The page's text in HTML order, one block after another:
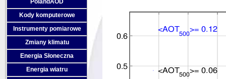
PolandAOD
Kody komputerowe
Instrumenty pomiarowe
Zmiany klimatu
Energia Słoneczna
Energia wiatru